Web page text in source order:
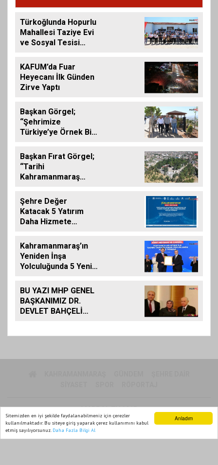
Anladım
Sitemizden en iyi şekilde faydalanabilmeniz için çerezler
kullanılmaktadır. Bu siteye giriş yaparak çerez kullanımını kabul
etmiş sayılıyorsunuz. Daha Fazla Bilgi Al
Türkoğlunda Hopurlu
Mahallesi Taziye Evi
ve Sosyal Tesisi
KAFUM’da Fuar
Heyecanı İlk Günden
Zirve Yaptı
Başkan Görgel;
“Şehrimize
Türkiye’ye Örnek Bir
Kazandırdık”
Başkan Fırat Görgel;
“Tarihi
Kahramanmaraş
Çalışmalar
Tamamlanıyor”
Şehre Değer
Katacak 5 Yatırım
Daha Hizmete
Kahramanmaraş’ın
Yeniden İnşa
Yolculuğunda 5 Yeni
Açıldı
BU YAZI MHP GENEL
BAŞKANIMIZ DR.
DEVLET BAHÇELİ
MARPOL TV 2015
Yazılım |Onemsoft
Ana Sayfa Web TV